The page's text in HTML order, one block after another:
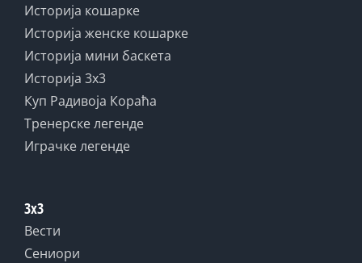
Историја кошарке
Историја женске кошарке
Историја мини баскета
Историја 3x3
Куп Радивоја Кораћа
Тренерске легенде
Играчке легенде
3x3
Вести
Сениори